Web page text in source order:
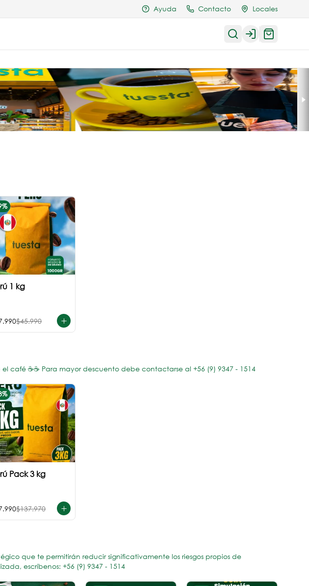
Ayuda Contacto Locales
Login
%
1 kg
$45.990
☕️☕️ Para mayor descuento debe contactarse al +56 (9) 9347 - 1514
%
Pack 3 kg
$137.970
que te permitirán reducir significativamente los riesgos propios de
escríbenos: +56 (9) 9347 - 1514